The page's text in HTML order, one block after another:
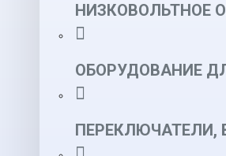
НИЗКОВОЛЬТНОЕ
ОБОРУДОВАНИЕ